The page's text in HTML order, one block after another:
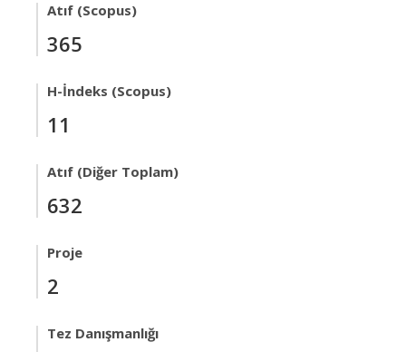
Atıf (Scopus)
365
H-İndeks (Scopus)
11
Atıf (Diğer Toplam)
632
Proje
2
Tez Danışmanlığı